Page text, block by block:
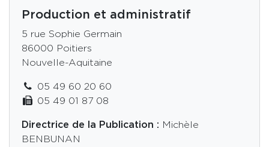
Production et administratif
5 rue Sophie Germain
86000 Poitiers
Nouvelle-Aquitaine
05 49 60 20 60
05 49 01 87 08
Directrice de la Publication : Michèle
BENBUNAN